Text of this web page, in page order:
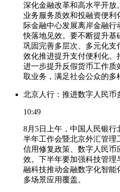
深化金融改革和高水平开放
业务服务质效和投融资便利
际金融中心发展离岸金融
快落地见效。要不断提升基
巩固完善多层次、多元化支
效化推进提升支付便利化。
进一步提升反假货币工作质
取业务，满足社会公众的多
北京人行：推进数字人民币
10:49
8月5日上午，中国人民银行
半年工作会暨北京外汇管理
信用修复政策、数字人民币
效。下半年要加强科技管理
融科技推动金融数字化智能
多场景应用覆盖。